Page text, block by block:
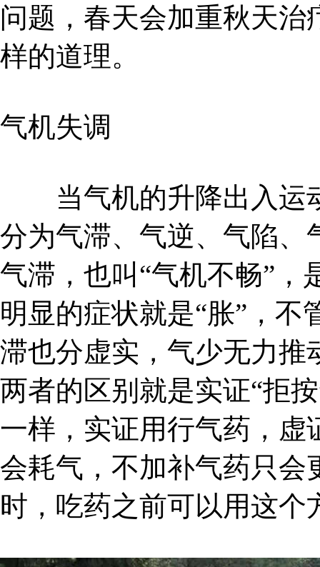
问题，春天会加重秋天
样的道理。
气机失调
当气机的升降出入运
分为气滞、气逆、气陷、
气滞，也叫“气机不畅”，
明显的症状就是“胀”，
滞也分虚实，气少无力推
两者的区别就是实证“拒
一样，实证用行气药，虚
会耗气，不加补气药只会
时，吃药之前可以用这个